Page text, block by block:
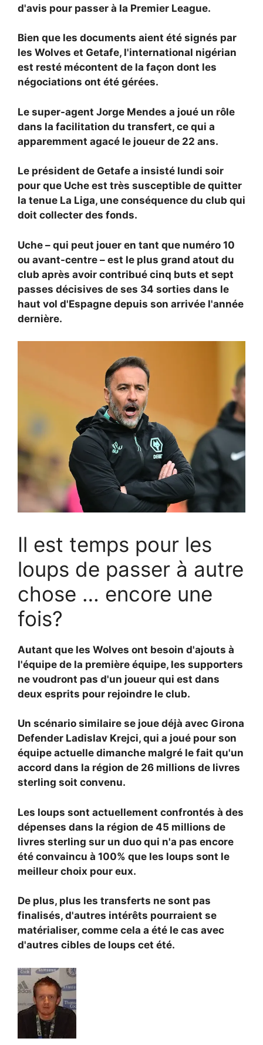
d'avis pour passer à la Premier League.
Bien que les documents aient été signés par
les Wolves et Getafe, l'international nigérian
est resté mécontent de la façon dont les
négociations ont été gérées.
Le super-agent Jorge Mendes a joué un rôle
dans la facilitation du transfert, ce qui a
apparemment agacé le joueur de 22 ans.
Le président de Getafe a insisté lundi soir
pour que Uche est très susceptible de quitter
la tenue La Liga, une conséquence du club qui
doit collecter des fonds.
Uche – qui peut jouer en tant que numéro 10
ou avant-centre – est le plus grand atout du
club après avoir contribué cinq buts et sept
passes décisives de ses 34 sorties dans le
haut vol d'Espagne depuis son arrivée l'année
dernière.
Il est temps pour les
loups de passer à autre
chose … encore une
fois?
Autant que les Wolves ont besoin d'ajouts à
l'équipe de la première équipe, les supporters
ne voudront pas d'un joueur qui est dans
deux esprits pour rejoindre le club.
Un scénario similaire se joue déjà avec Girona
Defender Ladislav Krejci, qui a joué pour son
équipe actuelle dimanche malgré le fait qu'un
accord dans la région de 26 millions de livres
sterling soit convenu.
Les loups sont actuellement confrontés à des
dépenses dans la région de 45 millions de
livres sterling sur un duo qui n'a pas encore
été convaincu à 100% que les loups sont le
meilleur choix pour eux.
De plus, plus les transferts ne sont pas
finalisés, d'autres intérêts pourraient se
matérialiser, comme cela a été le cas avec
d'autres cibles de loups cet été.